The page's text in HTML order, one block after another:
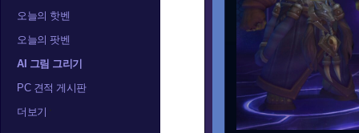
오늘의 핫벤
오늘의 팟벤
AI 그림 그리기
PC 견적 게시판
더보기